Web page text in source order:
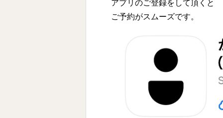
アプリのご登録をして頂くと
ご予約がスムーズです。